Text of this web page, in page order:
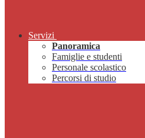
Servizi
Panoramica
Famiglie e studenti
Personale scolastico
Percorsi di studio